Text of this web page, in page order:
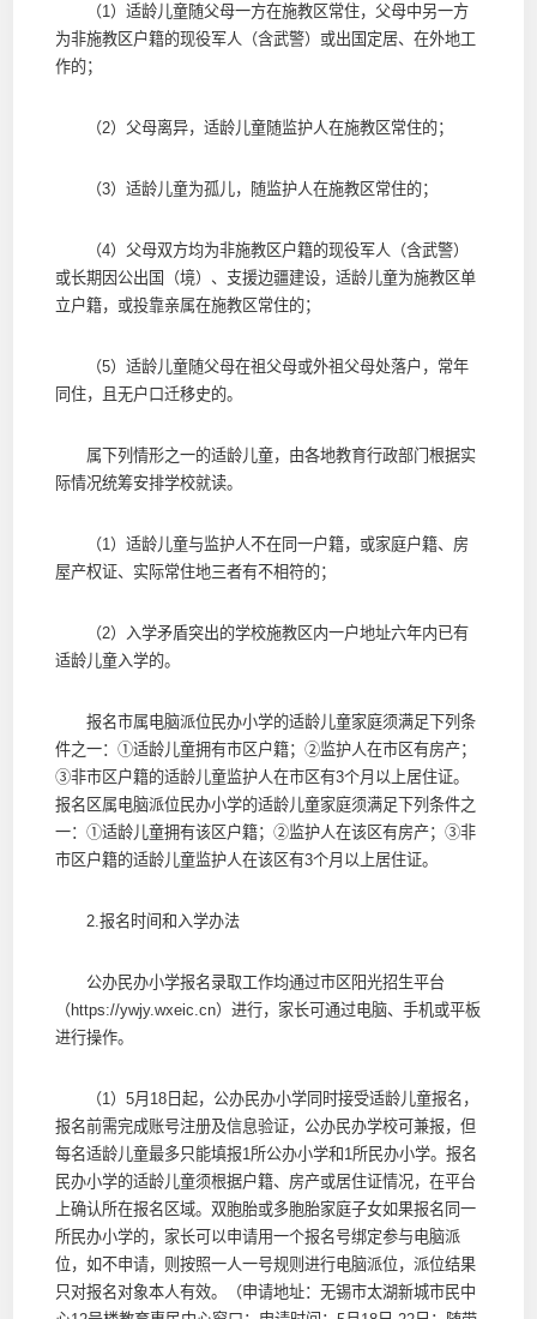
（1）适龄儿童随父母一方在施教区常住，父母中另一方
为非施教区户籍的现役军人（含武警）或出国定居、在外地工
作的；
（2）父母离异，适龄儿童随监护人在施教区常住的；
（3）适龄儿童为孤儿，随监护人在施教区常住的；
（4）父母双方均为非施教区户籍的现役军人（含武警）
或长期因公出国（境）、支援边疆建设，适龄儿童为施教区单
立户籍，或投靠亲属在施教区常住的；
（5）适龄儿童随父母在祖父母或外祖父母处落户，常年
同住，且无户口迁移史的。
属下列情形之一的适龄儿童，由各地教育行政部门根据实
际情况统筹安排学校就读。
（1）适龄儿童与监护人不在同一户籍，或家庭户籍、房
屋产权证、实际常住地三者有不相符的；
（2）入学矛盾突出的学校施教区内一户地址六年内已有
适龄儿童入学的。
报名市属电脑派位民办小学的适龄儿童家庭须满足下列条
件之一：①适龄儿童拥有市区户籍；②监护人在市区有房产；
③非市区户籍的适龄儿童监护人在市区有3个月以上居住证。
报名区属电脑派位民办小学的适龄儿童家庭须满足下列条件之
一：①适龄儿童拥有该区户籍；②监护人在该区有房产；③非
市区户籍的适龄儿童监护人在该区有3个月以上居住证。
2.报名时间和入学办法
公办民办小学报名录取工作均通过市区阳光招生平台
（https://ywjy.wxeic.cn）进行，家长可通过电脑、手机或平板
进行操作。
（1）5月18日起，公办民办小学同时接受适龄儿童报名，
报名前需完成账号注册及信息验证，公办民办学校可兼报，但
每名适龄儿童最多只能填报1所公办小学和1所民办小学。报名
民办小学的适龄儿童须根据户籍、房产或居住证情况，在平台
上确认所在报名区域。双胞胎或多胞胎家庭子女如果报名同一
所民办小学的，家长可以申请用一个报名号绑定参与电脑派
位，如不申请，则按照一人一号规则进行电脑派位，派位结果
只对报名对象本人有效。（申请地址：无锡市太湖新城市民中